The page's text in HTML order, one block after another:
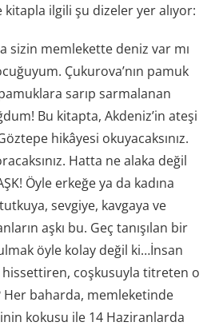
kitapla ilgili şu dizeler yer alıyor:
sizin memlekette deniz var mı
Çukurova’nın pamuk
sarıp sarmalanan
Bu kitapta, Akdeniz’in ateşi
hikâyesi okuyacaksınız.
Hatta ne alaka değil
Öyle erkeğe ya da kadına
sevgiye, kavgaya ve
aşkı bu. Geç tanışılan bir
öyle kolay değil ki…İnsan
hissettiren, coşkusuyla titreten o
baharda, memleketinde
kokusu ile 14 Haziranlarda